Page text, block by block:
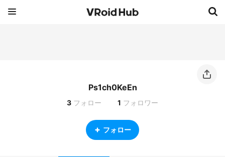
Ps1ch0KeEn
3 フォロー 1 フォロワー
フォロー